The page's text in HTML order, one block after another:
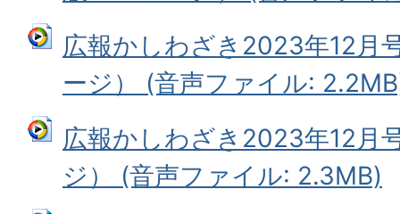
広報かしわざき2023年12月
ージ） (音声ファイル:
広報かしわざき2023年12月
ジ） (音声ファイル: 2.3MB)